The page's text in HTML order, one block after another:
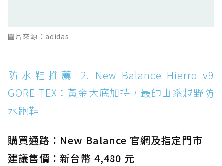
Boot：馬汀首款雨靴登場，經典八孔加上全防
防水鞋推薦 14. SKECHERS BADGER
WATERPROOF：一踩即穿懶人神器！搭載固特
異大底與全防水厚底健走鞋
防水鞋推薦 15. Brooks Cascadia 19 GTX：注
圖片來源：adidas
防水鞋推薦 2. New Balance Hierro v9
GORE-TEX：黃金大底加持，最帥山系越野防
水跑鞋
購買通路：New Balance 官網及指定門市
建議售價：新台幣 4,480 元